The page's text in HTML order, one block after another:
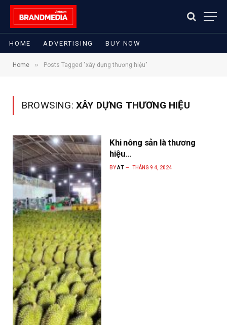
HOME ADVERTISING BUY NOW
Home » Posts Tagged "xây dựng thương hiệu"
BROWSING: XÂY DỰNG THƯƠNG HIỆU
Khi nông sản là thương
hiệu…
BYAT THÁNG 9 4, 2024